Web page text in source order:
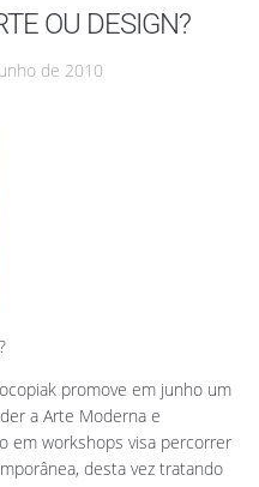
OU DESIGN?
de 2010
promove em junho um
a Arte Moderna e
em workshops visa percorrer
desta vez tratando